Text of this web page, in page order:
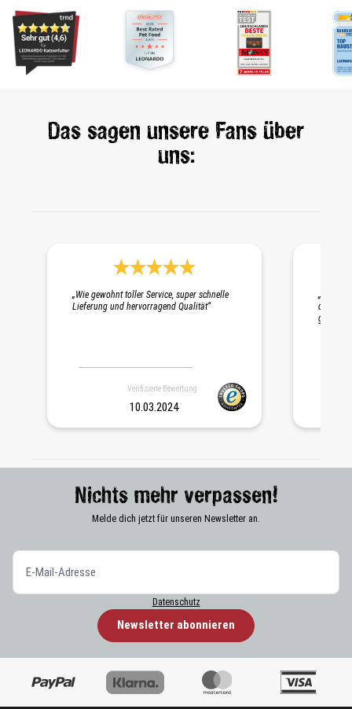
Das sagen unsere Fans über
uns:
„Wie gewohnt toller Service, super schnelle
Lieferung und hervorragend Qualität“
Verifizierte Bewertung
10.03.2024
die
gepackt.
Nichts mehr verpassen!
Melde dich jetzt für unseren Newsletter an.
Datenschutz
Newsletter abonnieren